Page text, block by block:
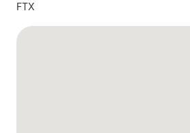
FTX